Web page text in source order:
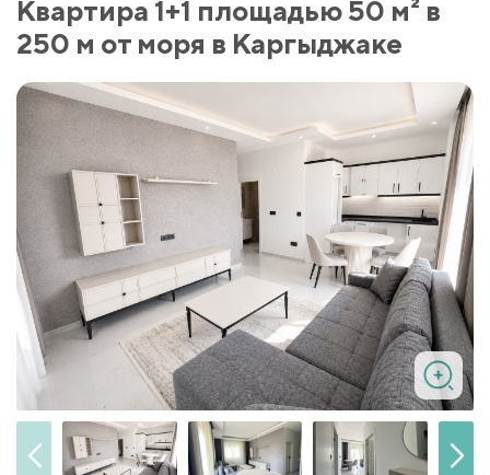
Квартира 1+1 площадью 50 м² в
250 м от моря в Каргыджаке